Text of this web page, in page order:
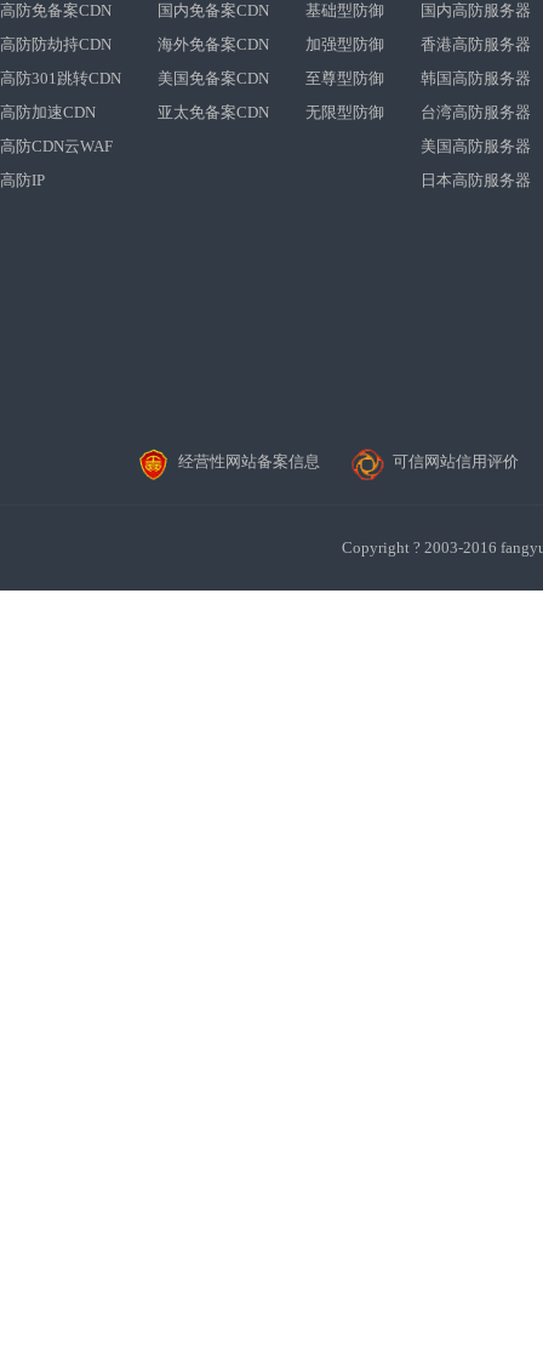
高防免备案CDN
高防防劫持CDN
高防301跳转CDN
高防加速CDN
高防CDN云WAF
高防IP
国内免备案CDN
海外免备案CDN
美国免备案CDN
亚太免备案CDN
基础型防御
加强型防御
至尊型防御
无限型防御
国内高防服务器
香港高防服务器
韩国高防服务器
台湾高防服务器
美国高防服务器
日本高防服务器
经营性网站备案信息 可信网站信用评价
Copyright ? 2003-2016